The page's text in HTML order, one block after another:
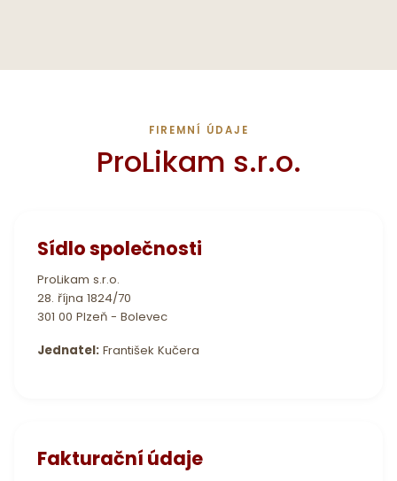
FIREMNÍ ÚDAJE
ProLikam s.r.o.
Sídlo společnosti
ProLikam s.r.o.
28. října 1824/70
301 00 Plzeň - Bolevec
Jednatel:František Kučera
Fakturační údaje